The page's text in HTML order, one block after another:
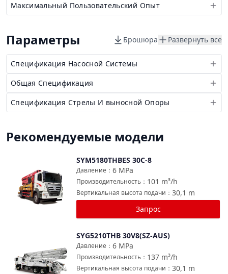
Максимальный Пользовательский Опыт
Параметры Брошюра Развернуть все
Спецификация Насосной Системы
Общая Спецификация
Спецификация Стрелы И выносной Опоры
Рекомендуемые модели
SYM5180THBES 30C-8
6 MPa
Давление ：
101 m³/h
Производительность ：
30,1 m
Вертикальная высота подачи ：
Запрос
SYG5210THB 30V8(SZ-AUS)
6 MPa
Давление ：
137 m³/h
Производительность ：
30,1 m
Вертикальная высота подачи ：